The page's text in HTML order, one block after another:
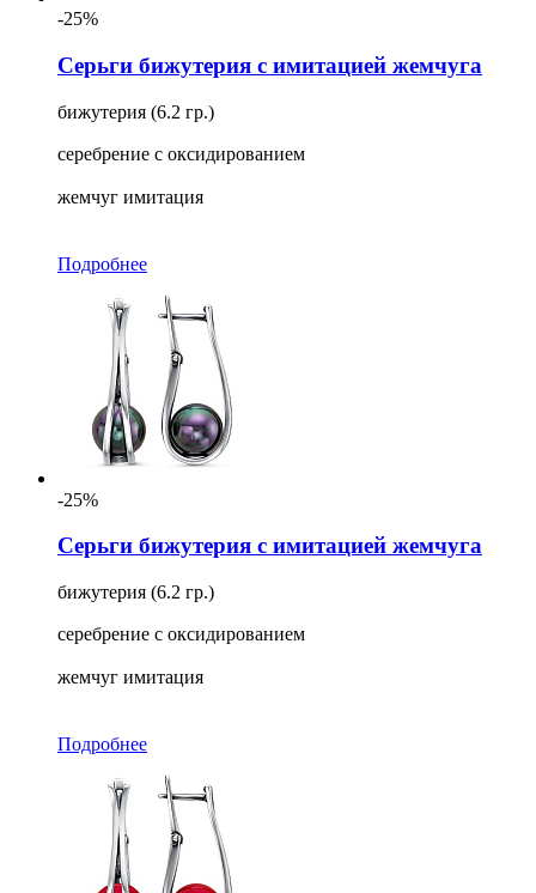
-25%
Серьги бижутерия с имитацией жемчуга
бижутерия (6.2 гр.)
серебрение с оксидированием
жемчуг имитация
Подробнее
-25%
Серьги бижутерия с имитацией жемчуга
бижутерия (6.2 гр.)
серебрение с оксидированием
жемчуг имитация
Подробнее